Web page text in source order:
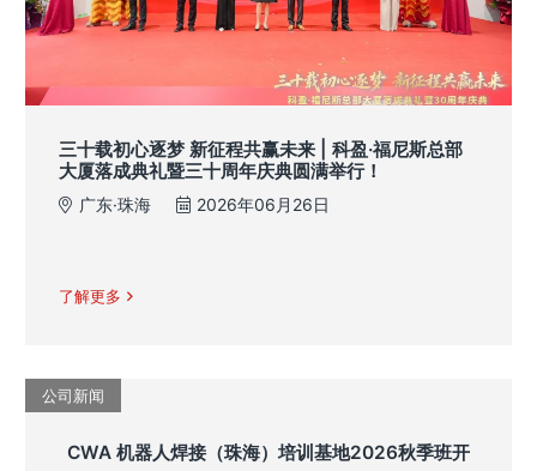
三十载初心逐梦 新征程共赢未来 | 科盈·福尼斯总部
大厦落成典礼暨三十周年庆典圆满举行！
广东·珠海 2026年06月26日
了解更多
公司新闻
CWA 机器人焊接（珠海）培训基地2026秋季班开